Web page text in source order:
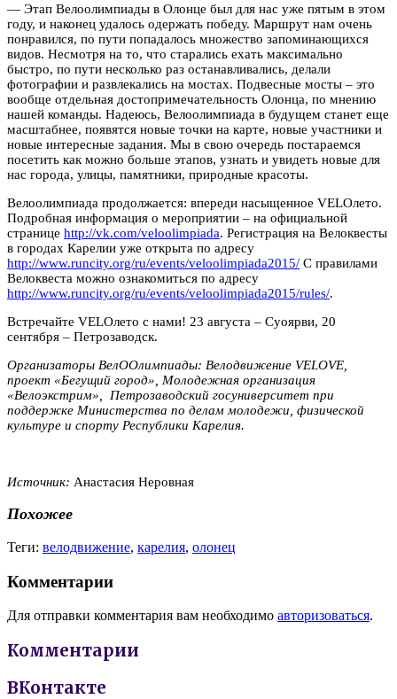
— Этап Велоолимпиады в Олонце был для нас уже пятым в этом
году, и наконец удалось одержать победу. Маршрут нам очень
понравился, по пути попадалось множество запоминающихся
видов. Несмотря на то, что старались ехать максимально
быстро, по пути несколько раз останавливались, делали
фотографии и развлекались на мостах. Подвесные мосты – это
вообще отдельная достопримечательность Олонца, по мнению
нашей команды. Надеюсь, Велоолимпиада в будущем станет еще
масштабнее, появятся новые точки на карте, новые участники и
новые интересные задания. Мы в свою очередь постараемся
посетить как можно больше этапов, узнать и увидеть новые для
нас города, улицы, памятники, природные красоты.
Велоолимпиада продолжается: впереди насыщенное VELOлето.
Подробная информация о мероприятии ‒ на официальной
странице http://vk.com/veloolimpiada. Регистрация на Велоквесты
в городах Карелии уже открыта по адресу
http://www.runcity.org/ru/events/veloolimpiada2015/ С правилами
Велоквеста можно ознакомиться по адресу
http://www.runcity.org/ru/events/veloolimpiada2015/rules/.
Встречайте VELOлето с нами! 23 августа – Суоярви, 20
сентября ‒ Петрозаводск.
Организаторы ВелООлимпиады: Велодвижение VELOVE
проект «Бегущий город», Молодежная организация
«Велоэкстрим», Петрозаводский госуниверситет при
поддержке Министерства по делам молодежи, физической
культуре и спорту Республики Карелия.
Источник: Анастасия Неровная
Похожее
Теги: велодвижение, карелия, олонец
Комментарии
Для отправки комментария вам необходимо авторизоваться.
Комментарии
ВКонтакте